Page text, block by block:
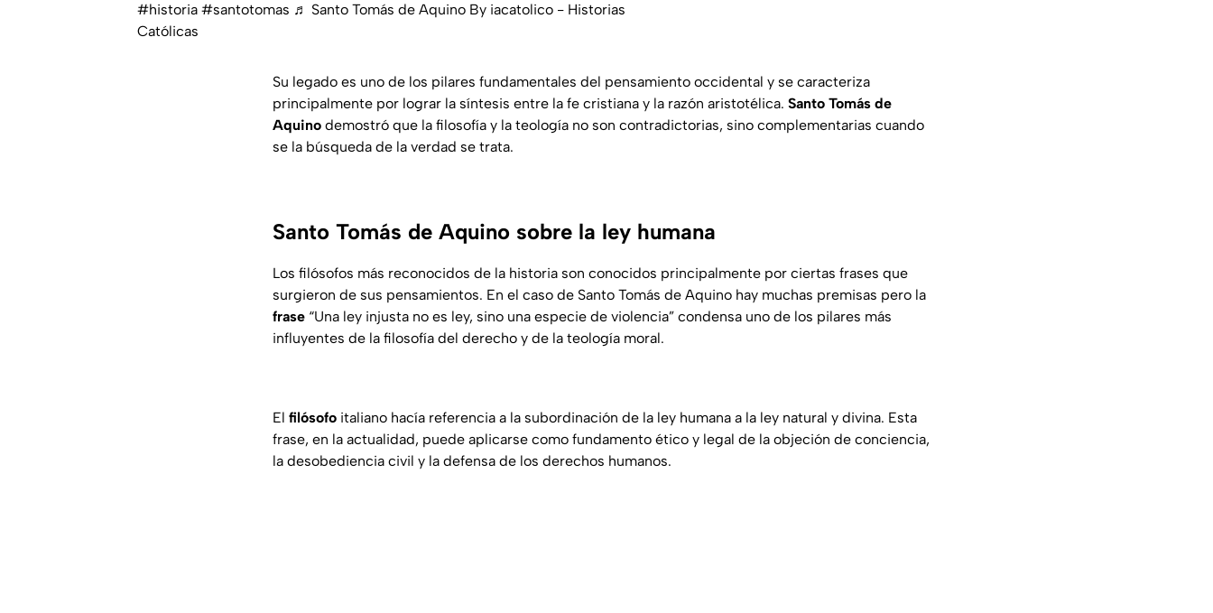
#historia #santotomas ♬ Santo Tomás de Aquino By iacatolico - Historias
Católicas
Su legado es uno de los pilares fundamentales del pensamiento occidental y se caracteriza
principalmente por lograr la síntesis entre la fe cristiana y la razón aristotélica. Santo Tomás de
Aquino demostró que la filosofía y la teología no son contradictorias, sino complementarias cuando
se la búsqueda de la verdad se trata.
Santo Tomás de Aquino sobre la ley humana
Los filósofos más reconocidos de la historia son conocidos principalmente por ciertas frases que
surgieron de sus pensamientos. En el caso de Santo Tomás de Aquino hay muchas premisas pero la
frase “Una ley injusta no es ley, sino una especie de violencia” condensa uno de los pilares más
influyentes de la filosofía del derecho y de la teología moral.
El filósofo italiano hacía referencia a la subordinación de la ley humana a la ley natural y divina. Esta
frase, en la actualidad, puede aplicarse como fundamento ético y legal de la objeción de conciencia,
la desobediencia civil y la defensa de los derechos humanos.